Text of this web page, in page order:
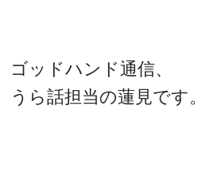
ゴッドハンド通信、
うら話担当の蓮見です。